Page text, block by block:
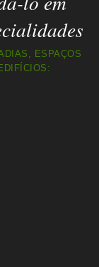
ESPAÇOS